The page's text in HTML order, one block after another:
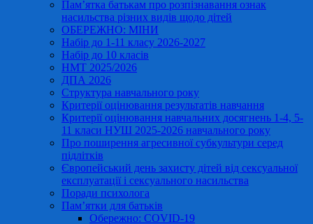
Пам’ятка батькам про розпізнавання ознак
насильства різних видів щодо дітей
ОБЕРЕЖНО: МІНИ
Набір до 1-11 класу 2026-2027
Набір до 10 класів
НМТ 2025/2026
ДПА 2026
Структура навчального року
Критерії оцінювання результатів навчання
Критерії оцінювання навчальних досягнень 1-4, 5-
11 класи НУШ 2025-2026 навчального року
Про поширення агресивної субкультури серед
підлітків
Європейський день захисту дітей від сексуальної
експлуатації і сексуального насильства
Поради психолога
Пам’ятки для батьків
Обережно: COVID-19